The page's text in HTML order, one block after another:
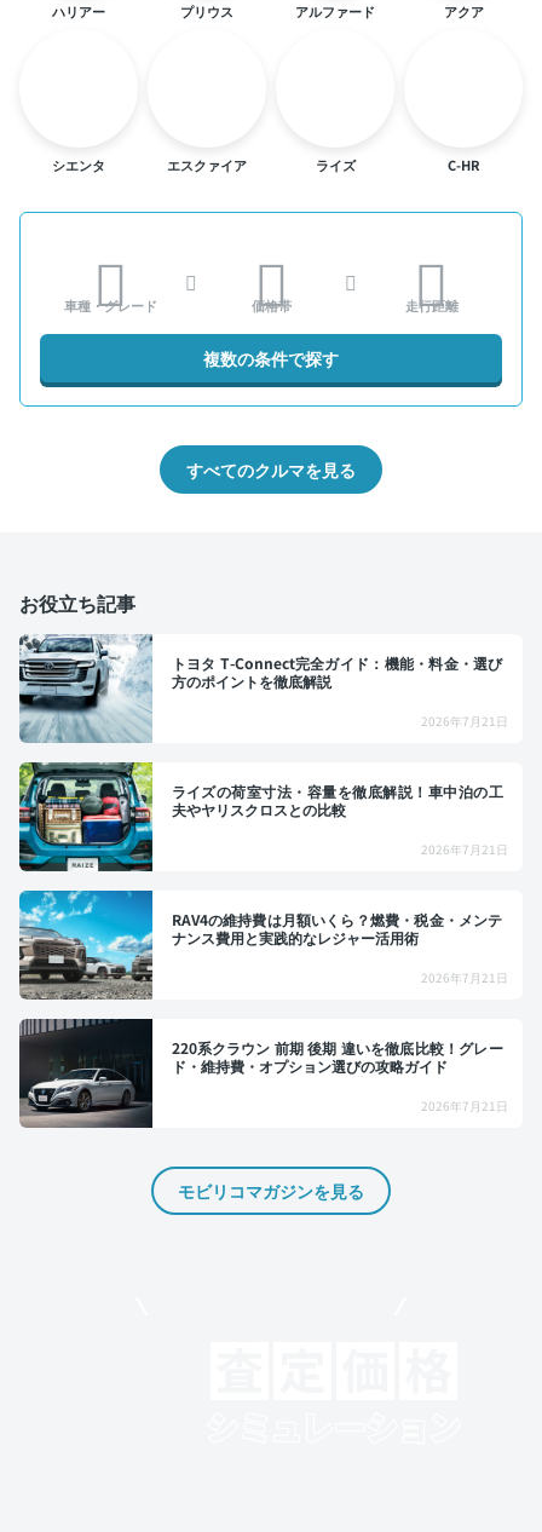
ハリアー プリウス アルファード アクア
シエンタ エスクァイア ライズ C-HR
車種・グレード 価格帯 走行距離
複数の条件で探す
すべてのクルマを見る
お役立ち記事
トヨタ T-Connect完全ガイド：機能・料金・選び
方のポイントを徹底解説
2026年7月21日
ライズの荷室寸法・容量を徹底解説！車中泊の工
夫やヤリスクロスとの比較
2026年7月21日
RAV4の維持費は月額いくら？燃費・税金・メンテ
ナンス費用と実践的なレジャー活用術
2026年7月21日
220系クラウン 前期 後期 違いを徹底比較！グレー
ド・維持費・オプション選びの攻略ガイド
2026年7月21日
モビリコマガジンを見る